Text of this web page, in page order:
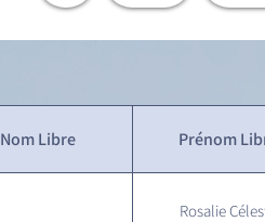
Nom Libre Prénom
Rosalie